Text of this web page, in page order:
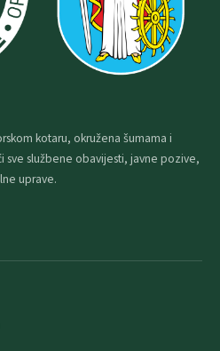
kotaru, okružena šumama i
službene obavijesti, javne pozive,
uprave.